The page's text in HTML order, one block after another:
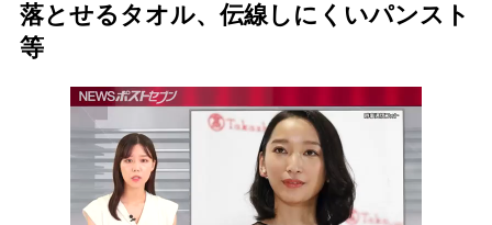
落とせるタオル、伝線しにくいパンスト
等